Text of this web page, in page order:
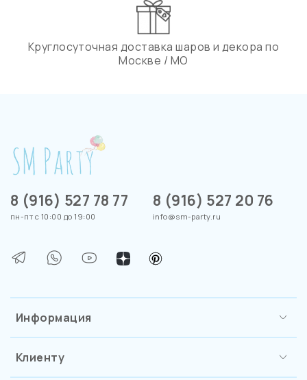
Круглосуточная доставка шаров и декора по
Москве / МО
Информация
Клиенту
8 (916) 527 78 77
пн-пт с 10:00 до 19:00
8 (916) 527 20 76
info@sm-party.ru